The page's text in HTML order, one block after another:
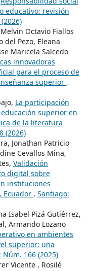
educativo: revisión
Octavio Fiallos
del Pezo, Eleana
Maricela Salcedo
innovadoras
para el proceso de
superior ,
La participación
superior en
de la literatura
(2026)
Jonathan Patricio
Cevallos Mina,
Validación
digital sobre
instituciones
Ecuador , Santiago:
Isabel Pizá Gutiérrez,
Armando Lozano
en ambientes
superior: una
Núm. 166 (2025)
Vicente , Rosilé